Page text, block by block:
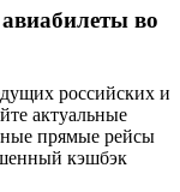
во
российских и
актуальные
прямые рейсы
кэшбэк